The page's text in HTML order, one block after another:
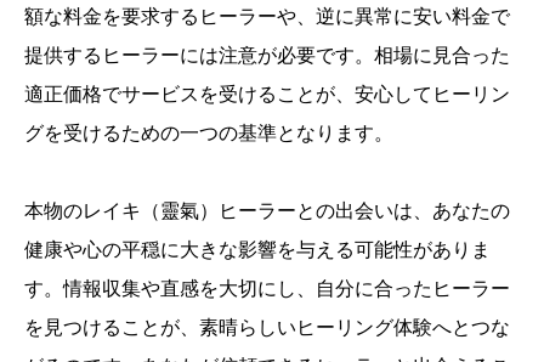
額な料金を要求するヒーラーや、逆に異常に安い料金で
提供するヒーラーには注意が必要です。相場に見合った
適正価格でサービスを受けることが、安心してヒーリン
グを受けるための一つの基準となります。
本物のレイキ（靈氣）ヒーラーとの出会いは、あなたの
健康や心の平穏に大きな影響を与える可能性がありま
す。情報収集や直感を大切にし、自分に合ったヒーラー
を見つけることが、素晴らしいヒーリング体験へとつな